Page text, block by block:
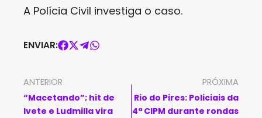
A Polícia Civil investiga o caso.
ENVIAR:
ANTERIOR
“Macetando”; hit de
Ivete e Ludmilla vira
PRÓXIMA
Rio do Pires: Policiais da
4ª CIPM durante rondas